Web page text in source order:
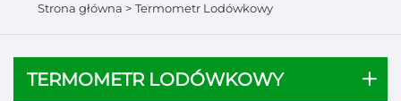
Strona główna > Termometr Lodówkowy
TERMOMETR LODÓWKOWY